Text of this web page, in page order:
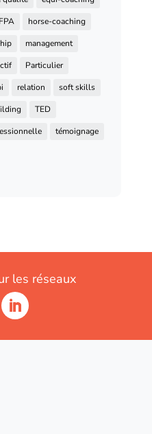
FPA
horse-coaching
management
Particulier
relation
soft skills
TED
témoignage
les réseaux